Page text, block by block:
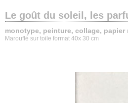
Le goût du soleil, les
monotype, peinture, collage, papier
Marouflé sur toile format 40x 30 cm